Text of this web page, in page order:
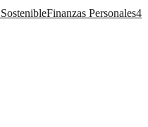
Finanzas Personales4